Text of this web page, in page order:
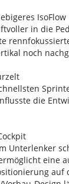
IsoFlow
in die
noch
die
Unterlenker
eine
auf